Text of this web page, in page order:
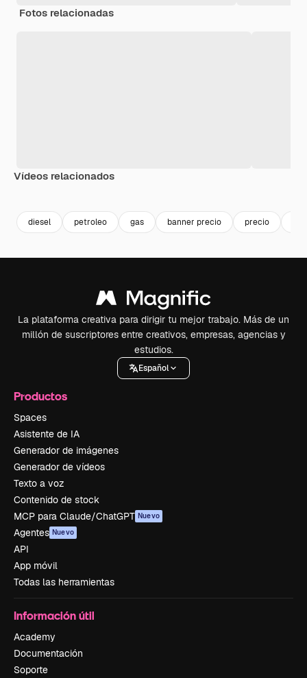
Fotos relacionadas
Vídeos relacionados
diesel petroleo gas banner precio precio
La plataforma creativa para dirigir tu mejor trabajo. Más de un
millón de suscriptores entre creativos, empresas, agencias y
estudios.
Español
Productos
Spaces
Asistente de IA
Generador de imágenes
Generador de vídeos
Texto a voz
Contenido de stock
MCP para Claude/ChatGPT Nuevo
Agentes Nuevo
API
App móvil
Todas las herramientas
Información útil
Academy
Documentación
Soporte